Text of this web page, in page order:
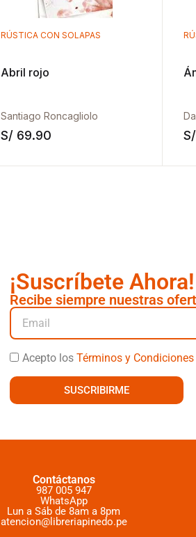
RÚSTICA CON SOLAPAS
Abril rojo
Santiago Roncagliolo
S/ 69.90 Añadir a laS/
¡Suscríbete Ahora!
Recibe siempre nuestras
Acepto los Términos y Condiciones
SUSCRIBIRME
Contáctanos
987 005 947
WhatsApp
Lun a Sáb de 8am a 8pm
atencion@libreriapinedo.pe